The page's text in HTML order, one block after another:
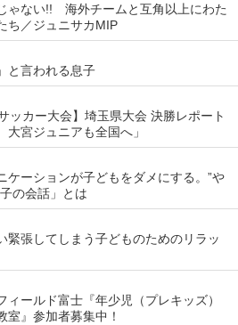
ゃない!! 海外チームと互角以上にわた
ち／ジュニサカMIP
と言われる息子
ッカー大会】埼玉県大会 決勝レポート
大宮ジュニアも全国へ」
ケーションが子どもをダメにする。”や
の会話」とは
緊張してしまう子どものためのリラッ
ィールド富士『年少児（プレキッズ）
室』参加者募集中！